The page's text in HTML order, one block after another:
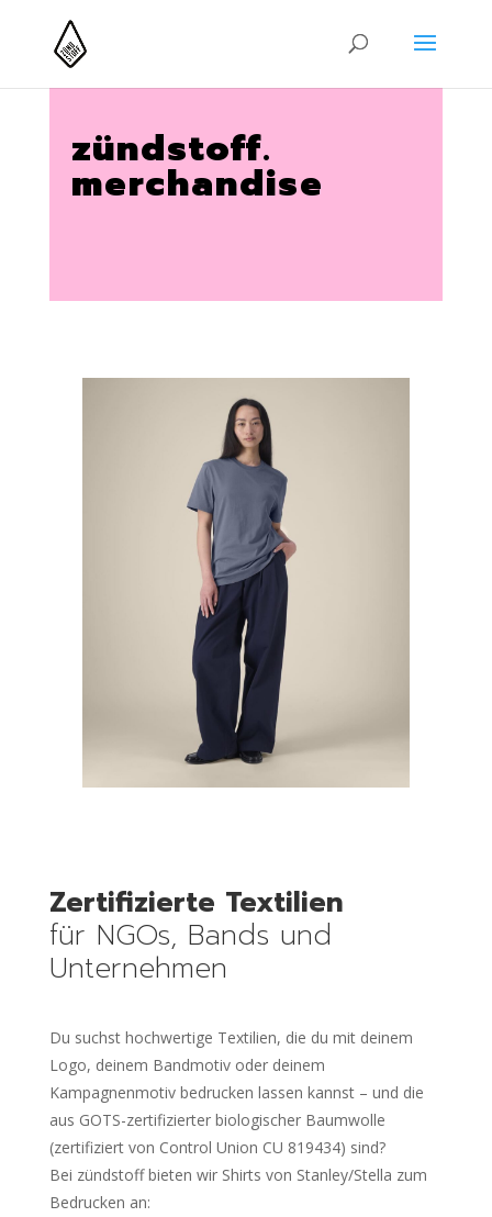
zündstoff.
merchandise
Zertifizierte Textilien
für NGOs, Bands und
Unternehmen
Du suchst hochwertige Textilien, die du mit deinem
Logo, deinem Bandmotiv oder deinem
Kampagnenmotiv bedrucken lassen kannst – und die
aus GOTS-zertifizierter biologischer Baumwolle
(zertifiziert von Control Union CU 819434) sind?
Bei zündstoff bieten wir Shirts von Stanley/Stella zum
Bedrucken an: